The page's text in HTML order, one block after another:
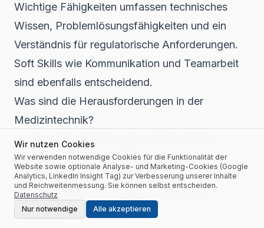
Wichtige Fähigkeiten umfassen technisches
Wissen, Problemlösungsfähigkeiten und ein
Verständnis für regulatorische Anforderungen.
Soft Skills wie Kommunikation und Teamarbeit
sind ebenfalls entscheidend.
Was sind die Herausforderungen in der
Medizintechnik?
Zu den Herausforderungen zählen strenge
regulatorische Anforderungen, die
technologische Komplexität und die
Notwendigkeit, nachhaltige und ethische
Lösungen zu entwickeln.
Wir nutzen Cookies
Wir verwenden notwendige Cookies für die Funktionalität der
Website sowie optionale Analyse- und Marketing-Cookies (Google
Analytics, LinkedIn Insight Tag) zur Verbesserung unserer Inhalte
und Reichweitenmessung. Sie können selbst entscheiden.
Datenschutz
Nur notwendige
Alle akzeptieren